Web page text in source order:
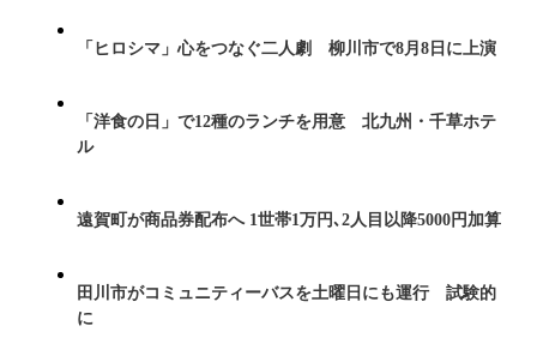
「ヒロシマ」心をつなぐ二人劇 柳川市で8月8日に上演
「洋食の日」で12種のランチを用意 北九州・千草ホテ
ル
遠賀町が商品券配布へ 1世帯1万円､2人目以降5000円加算
田川市がコミュニティーバスを土曜日にも運行 試験的
に